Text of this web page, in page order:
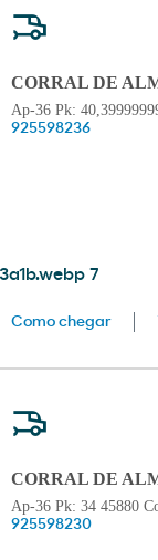
CORRAL DE
Ap-36 Pk:
925598236
Como chegar
CORRAL DE
Ap-36 Pk: 34 45880
925598230